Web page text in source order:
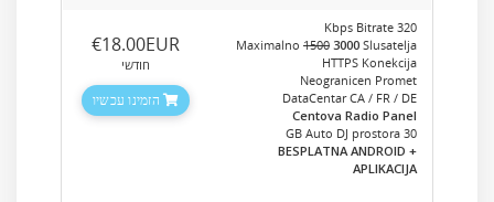
320 Kbps Bitrate
Maximalno 1500 3000 Slusatelja
HTTPS Konekcija
Neogranicen Promet
DataCentar CA / FR / DE
Centova Radio Panel
30 GB Auto DJ prostora
+ BESPLATNA ANDROID
APLIKACIJA
‎€18.00EUR
חודשי
הזמינו עכשיו